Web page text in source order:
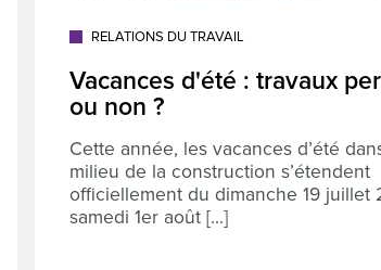
RELATIONS DU TRAVAIL
Vacances d'été : travaux
ou non ?
Cette année, les vacances d’été
milieu de la construction s’étendent
officiellement du dimanche 19 juillet
samedi 1er août [...]